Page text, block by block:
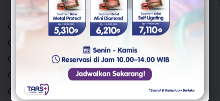
Layanan
Scaling Gigi
Cabut Gigi
Bleaching Gigi
Cabut Gigi Bungsu
Implan Gigi
Gigi Palsu
Perawatan Gigi Anak